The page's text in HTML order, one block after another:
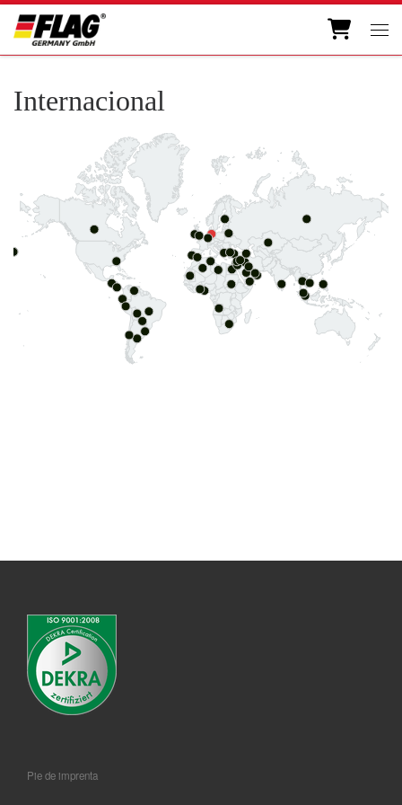
Skip to content
Internacional
Pie de imprenta